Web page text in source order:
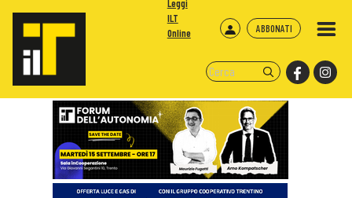
ABBONATI
Leggi
ILT
Online